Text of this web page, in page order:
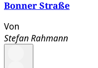
Bonner Straße
Von
Stefan Rahmann